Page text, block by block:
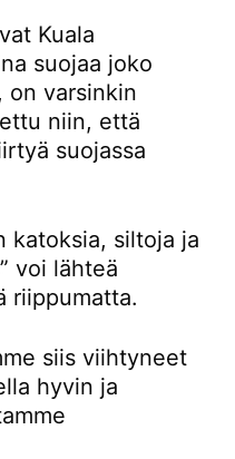
Kuala
suojaa joko
on varsinkin
niin, että
suojassa
katoksia, siltoja ja
voi lähteä
riippumatta.
siis viihtyneet
hyvin ja